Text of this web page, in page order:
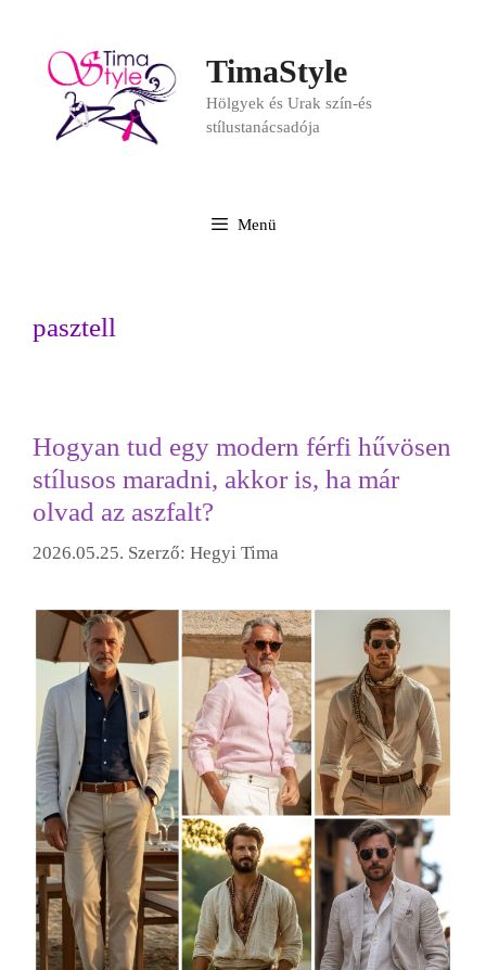
TimaStyle
Hölgyek és Urak szín-és
stílustanácsadója
Menü
pasztell
Hogyan tud egy modern férfi hűvösen
stílusos maradni, akkor is, ha már
olvad az aszfalt?
2026.05.25. Szerző: Hegyi Tima